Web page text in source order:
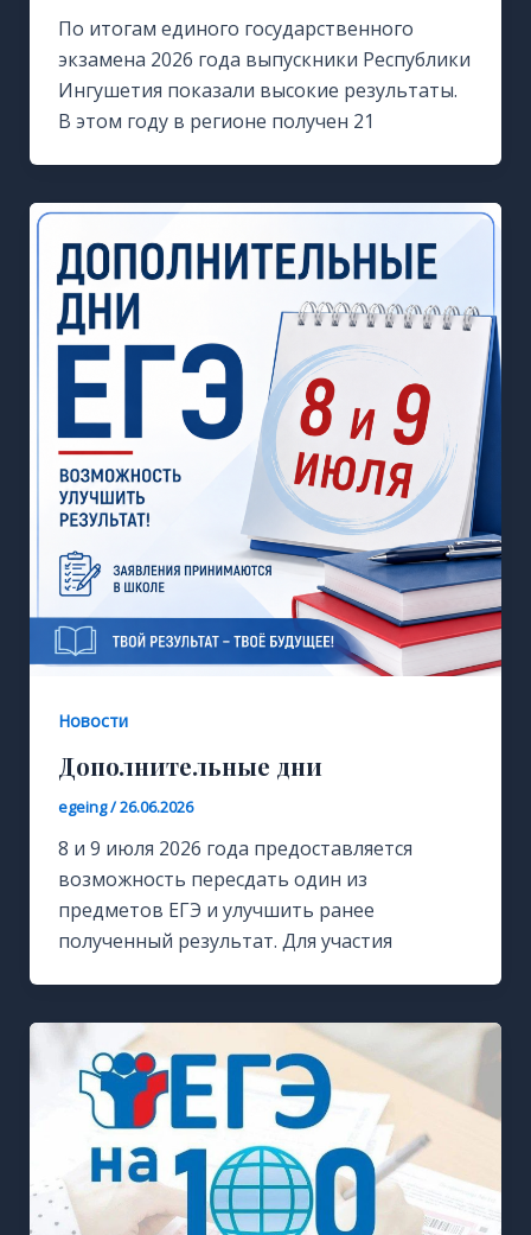
По итогам единого государственного
экзамена 2026 года выпускники Республики
Ингушетия показали высокие результаты.
В этом году в регионе получен 21
Новости
Дополнительные дни
egeing/26.06.2026
8 и 9 июля 2026 года предоставляется
возможность пересдать один из
предметов ЕГЭ и улучшить ранее
полученный результат. Для участия